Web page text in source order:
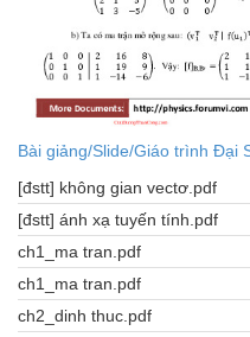
Bài giảng/Slide/Giáo trình Đại
[đstt] không gian vectơ.pdf
[đstt] ánh xạ tuyến tính.pdf
ch1_ma tran.pdf
ch1_ma tran.pdf
ch2_dinh thuc.pdf